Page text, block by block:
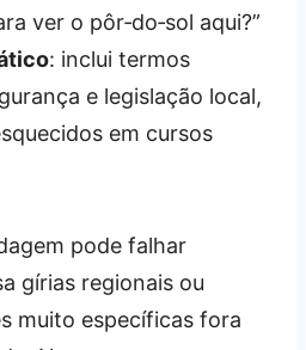
ver o pôr‑do‑sol aqui?”
: inclui termos
e legislação local,
em cursos
pode falhar
gírias regionais ou
muito específicas fora